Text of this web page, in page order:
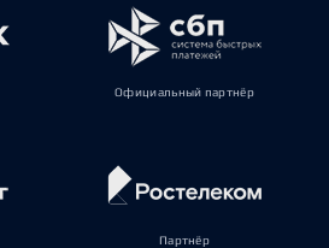
Официальный партнёр
Партнёр